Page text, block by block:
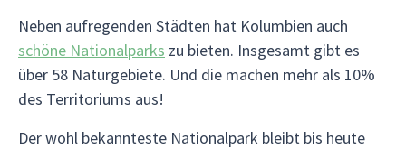
Neben aufregenden Städten hat Kolumbien auch
schöne Nationalparks zu bieten. Insgesamt gibt es
über 58 Naturgebiete. Und die machen mehr als 10%
des Territoriums aus!
Der wohl bekannteste Nationalpark bleibt bis heute